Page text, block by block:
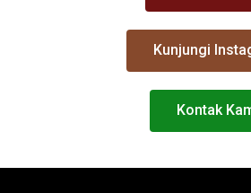
Kunjungi
Kontak